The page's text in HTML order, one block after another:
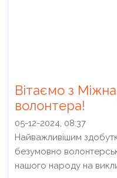
Вітаємо з
волонтера!
05-12-2024, 08:37
Найважливішим
безумовно
нашого народу на